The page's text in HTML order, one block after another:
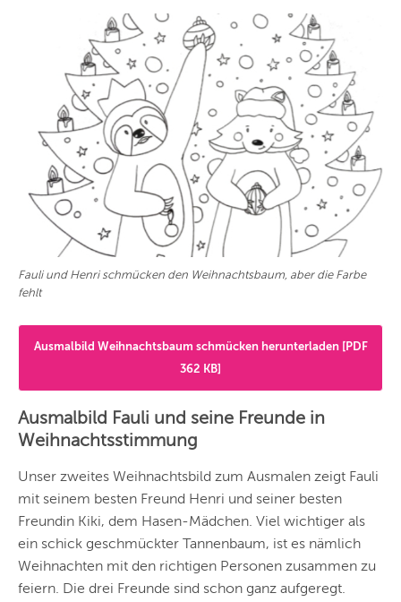
Fauli und Henri schmücken den Weihnachtsbaum, aber die Farbe
fehlt
Ausmalbild Weihnachtsbaum schmücken herunterladen [PDF
362 KB]
Ausmalbild Fauli und seine Freunde in
Weihnachtsstimmung
Unser zweites Weihnachtsbild zum Ausmalen zeigt Fauli
mit seinem besten Freund Henri und seiner besten
Freundin Kiki, dem Hasen-Mädchen. Viel wichtiger als
ein schick geschmückter Tannenbaum, ist es nämlich
Weihnachten mit den richtigen Personen zusammen zu
feiern. Die drei Freunde sind schon ganz aufgeregt.